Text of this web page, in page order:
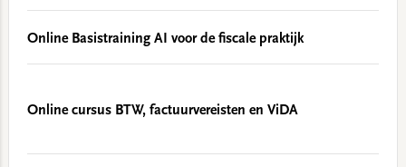
Online Basistraining AI voor de fiscale praktijk
Online cursus BTW, factuurvereisten en ViDA